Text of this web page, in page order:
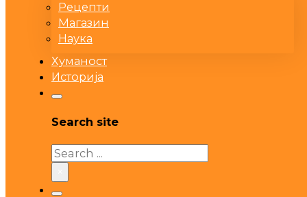
Рецепти
Магазин
Наука
Хуманост
Историја
Search site
Search